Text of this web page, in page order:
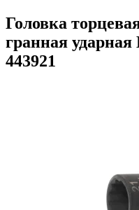
Головка
гранная
443921